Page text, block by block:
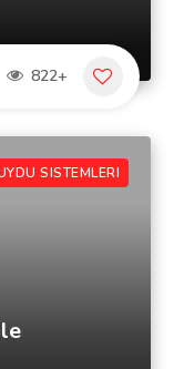
822+
SISTEMLERI